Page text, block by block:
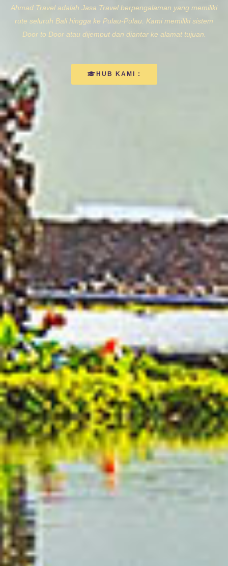
Ahmad Travel adalah Jasa Travel berpengalaman yang memiliki
rute seluruh Bali hingga ke Pulau-Pulau. Kami memiliki sistem
Door to Door atau dijemput dan diantar ke alamat tujuan.
HUB KAMI :